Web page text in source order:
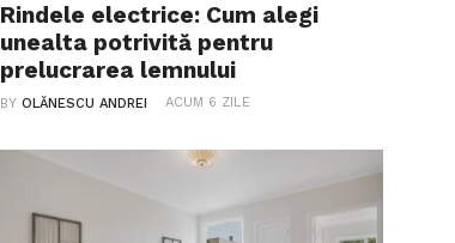
Rindele electrice: Cum alegi
unealta potrivită pentru
prelucrarea lemnului
BYOLĂNESCU ANDREI ACUM 6 ZILE